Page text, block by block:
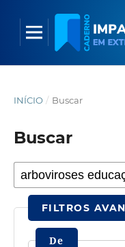
INÍCIO / Buscar
Buscar
FILTROS
De